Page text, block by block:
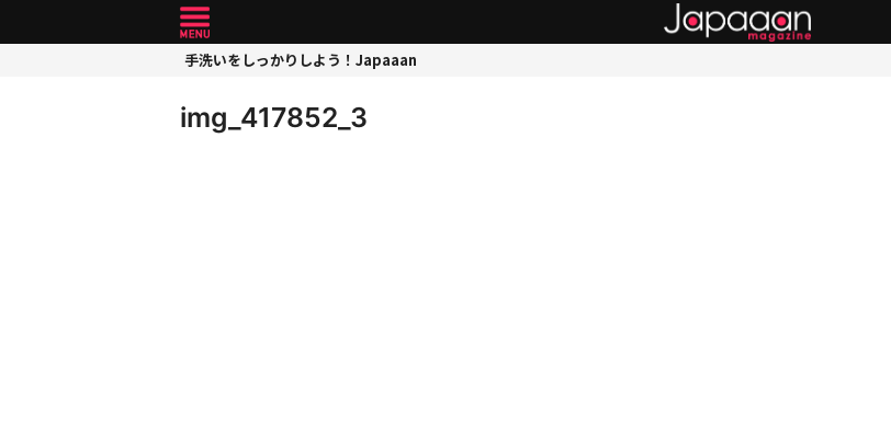
手洗いをしっかりしよう！Japaaan
img_417852_3